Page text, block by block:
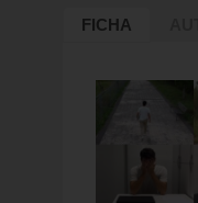
FICHA